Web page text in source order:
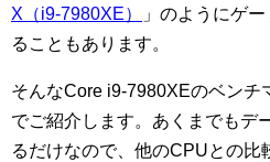
X（i9-7980XE）
」のようにゲ
ることもあります。
そんなCore i9-7980XEのベンチ
でご紹介します。あくまでもデ
るだけなので、他のCPUとの比